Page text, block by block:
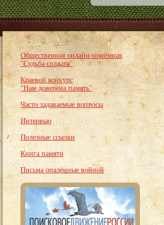
Общественная онлайн-приёмная
"Судьба солдата"
Краевой конкурс
"Нам доверена память"
Часто задаваемые вопросы
Интервью
Полезные ссылки
Книга памяти
Письма опалённые войной